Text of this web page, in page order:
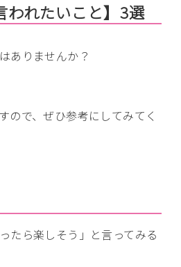
われたいこと】3選
ありませんか？
ので、ぜひ参考にしてみてく
たら楽しそう」と言ってみる